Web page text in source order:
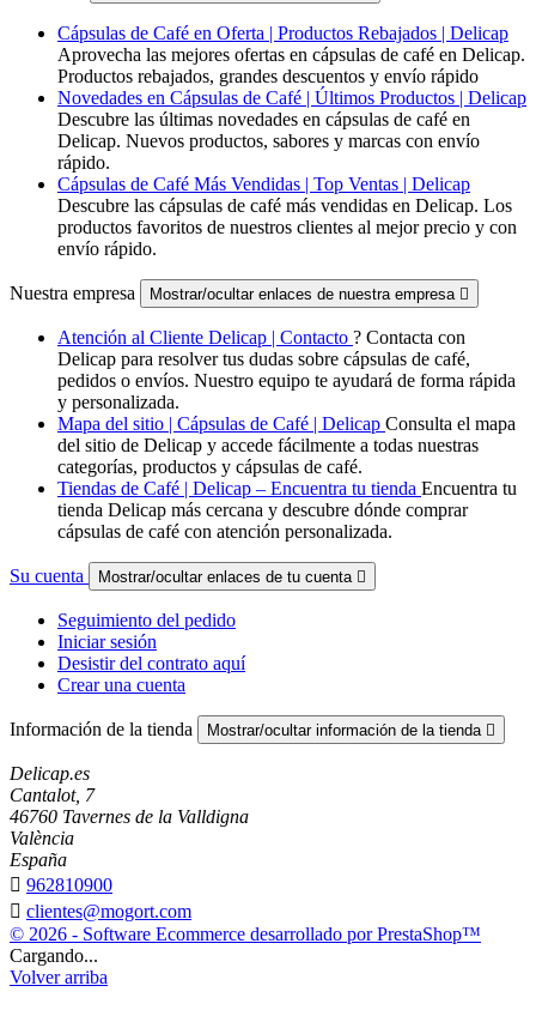
Cápsulas de Café en Oferta | Productos Rebajados | Delicap
Aprovecha las mejores ofertas en cápsulas de café en Delicap.
Productos rebajados, grandes descuentos y envío rápido
Novedades en Cápsulas de Café | Últimos Productos | Delicap
Descubre las últimas novedades en cápsulas de café en
Delicap. Nuevos productos, sabores y marcas con envío
rápido.
Cápsulas de Café Más Vendidas | Top Ventas | Delicap
Descubre las cápsulas de café más vendidas en Delicap. Los
productos favoritos de nuestros clientes al mejor precio y con
envío rápido.
Nuestra empresa Mostrar/ocultar enlaces de nuestra empresa 
Atención al Cliente Delicap | Contacto ? Contacta con
Delicap para resolver tus dudas sobre cápsulas de café,
pedidos o envíos. Nuestro equipo te ayudará de forma rápida
y personalizada.
Mapa del sitio | Cápsulas de Café | Delicap Consulta el mapa
del sitio de Delicap y accede fácilmente a todas nuestras
categorías, productos y cápsulas de café.
Tiendas de Café | Delicap – Encuentra tu tienda Encuentra tu
tienda Delicap más cercana y descubre dónde comprar
cápsulas de café con atención personalizada.
Su cuenta Mostrar/ocultar enlaces de tu cuenta 
Seguimiento del pedido
Iniciar sesión
Desistir del contrato aquí
Crear una cuenta
Información de la tienda Mostrar/ocultar información de la tienda 
Delicap.es
Cantalot, 7
46760 Tavernes de la Valldigna
València
España
 962810900
 clientes@mogort.com
© 2026 - Software Ecommerce desarrollado por PrestaShop™
Cargando...
Volver arriba